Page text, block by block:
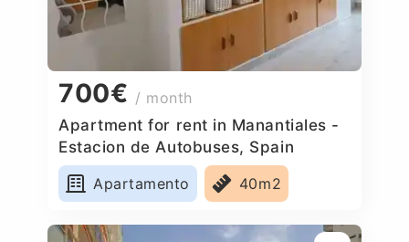
700€ / month
Apartment for rent in Manantiales -
Estacion de Autobuses, Spain
Apartamento
40m2